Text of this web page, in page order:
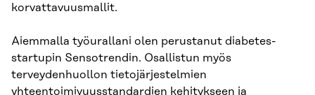
korvattavuusmallit.
Aiemmalla työurallani olen perustanut diabetes-
startupin Sensotrendin. Osallistun myös
terveydenhuollon tietojärjestelmien
yhteentoimivuusstandardien kehitykseen ja